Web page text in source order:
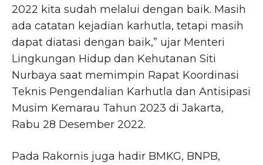
2022 kita sudah melalui dengan baik. Masih
ada catatan kejadian karhutla, tetapi masih
dapat diatasi dengan baik,” ujar Menteri
Lingkungan Hidup dan Kehutanan Siti
Nurbaya saat memimpin Rapat Koordinasi
Teknis Pengendalian Karhutla dan Antisipasi
Musim Kemarau Tahun 2023 di Jakarta,
Rabu 28 Desember 2022.
Pada Rakornis juga hadir BMKG, BNPB,